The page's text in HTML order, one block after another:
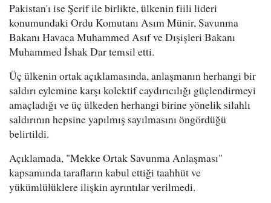
Pakistan'ı ise Şerif ile birlikte, ülkenin fiili lideri
konumundaki Ordu Komutanı Asım Münir, Savunma
Bakanı Havaca Muhammed Asıf ve Dışişleri Bakanı
Muhammed İshak Dar temsil etti.
Üç ülkenin ortak açıklamasında, anlaşmanın herhangi bir
saldırı eylemine karşı kolektif caydırıcılığı güçlendirmeyi
amaçladığı ve üç ülkeden herhangi birine yönelik silahlı
saldırının hepsine yapılmış sayılmasını öngördüğü
belirtildi.
Açıklamada, "Mekke Ortak Savunma Anlaşması"
kapsamında tarafların kabul ettiği taahhüt ve
yükümlülüklere ilişkin ayrıntılar verilmedi.